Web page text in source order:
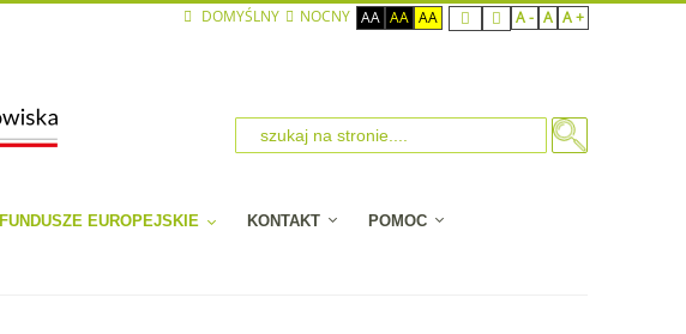
DOMYŚLNY NOCNY AA AA AA A - A A +
FUNDUSZE EUROPEJSKIE KONTAKT POMOC